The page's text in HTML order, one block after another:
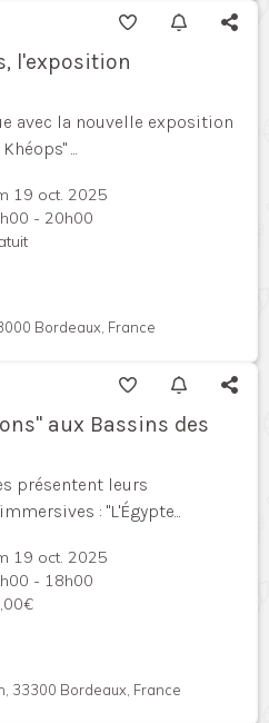
l'exposition
avec la nouvelle exposition
...
19 oct. 2025
- 20h00
Bordeaux, France
aux Bassins des
présentent leurs
: "L'Égypte...
19 oct. 2025
- 18h00
33300 Bordeaux, France